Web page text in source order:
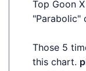
Top Goon
"Parabolic"
Those 5
this chart.